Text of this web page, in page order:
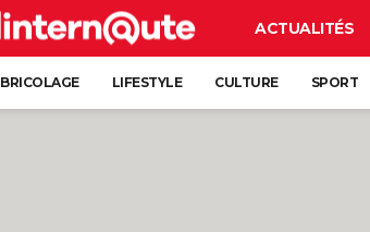
ACTUALITÉS
BRICOLAGE LIFESTYLE CULTURE SPORT